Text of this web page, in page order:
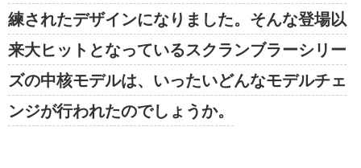
練されたデザインになりました。そんな登場以
来大ヒットとなっているスクランブラーシリー
ズの中核モデルは、いったいどんなモデルチェ
ンジが行われたのでしょうか。